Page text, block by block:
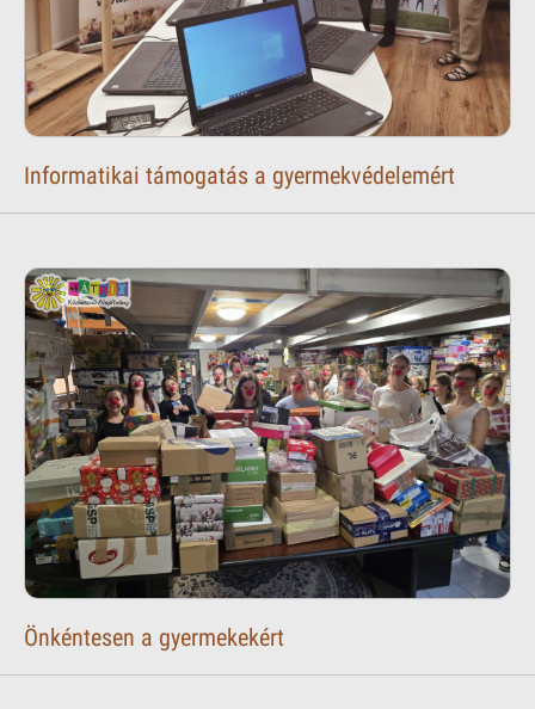
Informatikai támogatás a gyermekvédelemért
Önkéntesen a gyermekekért